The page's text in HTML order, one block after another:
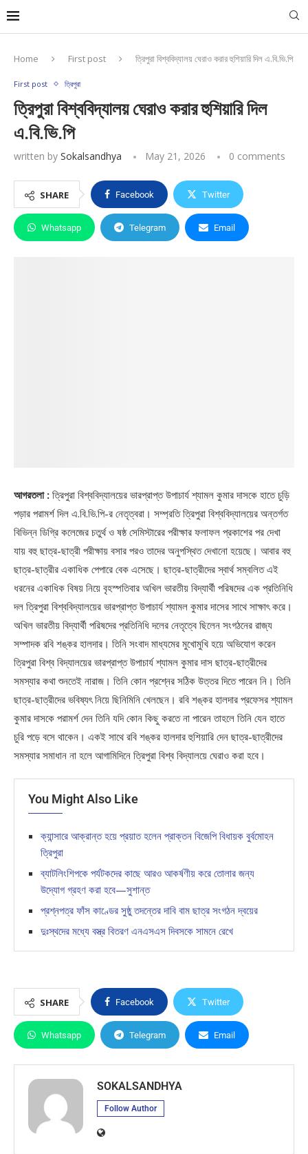
Home First post ত্রিপুরা বিশ্ববিদ্যালয় ঘেরাও করার হুশিয়ারি দিল এ.বি.ভি.পি
First post ত্রিপুরা
ত্রিপুরা বিশ্ববিদ্যালয় ঘেরাও করার হুশিয়ারি দিল
এ.বি.ভি.পি
written by Sokalsandhya May 21, 2026 0 comments
SHARE Facebook Twitter
Whatsapp Telegram Email
আগরতলা : ত্রিপুরা বিশ্ববিদ্যালয়ের ভারপ্রাপ্ত উপাচার্য শ্যামল কুমার দাসকে হাতে চুড়ি
পড়ার পরামর্শ দিল এ.বি.ভি.পি-র নেতৃত্বরা। সম্প্রতি ত্রিপুরা বিশ্ববিদ্যালয়ের অন্তর্গত
বিভিন্ন ডিগ্রি কলেজের চতুর্থ ও ষষ্ঠ সেমিস্টারের পরীক্ষার ফলাফল প্রকাশের পর দেখা
যায় বহু ছাত্র-ছাত্রী পরীক্ষায় বসার পরও তাদের অনুপস্থিত দেখানো হয়েছে। আবার বহু
ছাত্র-ছাত্রীর একাধিক পেপারে বেক এসেছে। ছাত্র-ছাত্রীদের স্বার্থ সম্বলিত এই
ধরনের একাধিক বিষয় নিয়ে বৃহস্পতিবার অখিল ভারতীয় বিদ্যার্থী পরিষদের এক প্রতিনিধি
দল ত্রিপুরা বিশ্ববিদ্যালয়ের ভারপ্রাপ্ত উপাচার্য শ্যামল কুমার দাসের সাথে সাক্ষাৎ করে।
অখিল ভারতীয় বিদ্যার্থী পরিষদের প্রতিনিধি দলের নেতৃত্বে ছিলেন সংগঠনের রাজ্য
সম্পাদক রবি শঙ্কর হালদার। তিনি সংবাদ মাধ্যমের মুখোমুখি হয়ে অভিযোগ করেন
ত্রিপুরা বিশ্ব বিদ্যালয়ের ভারপ্রাপ্ত উপাচার্য শ্যামল কুমার দাস ছাত্র-ছাত্রীদের
সমস্যার কথা শুনতেই নারাজ। তিনি কোন প্রশ্নের সঠিক উত্তর দিতে পারেন নি। তিনি
ছাত্র-ছাত্রীদের ভবিষ্যৎ নিয়ে ছিনিমিনি খেলছেন। রবি শঙ্কর হালদার প্রফেসর শ্যামল
কুমার দাসকে পরামর্শ দেন তিনি যদি কোন কিছু করতে না পারেন তাহলে তিনি যেন হাতে
চুরি পড়ে বসে থাকেন। একই সাথে রবি শঙ্কর হালদার হুশিয়ারি দেন ছাত্র-ছাত্রীদের
সমস্যার সমাধান না হলে আগামিদিনে ত্রিপুরা বিশ্ব বিদ্যালয়ে ঘেরাও করা হবে।
You Might Also Like
ক্যান্সারে আক্রান্ত হয়ে প্রয়াত হলেন প্রাক্তন বিজেপি বিধায়ক বুর্বমোহন
ত্রিপুরা
ব্যাটলিংশিপকে পর্যটকদের কাছে আরও আকর্ষণীয় করে তোলার জন্য
উদ্যোগ গ্রহণ করা হবে—সুশান্ত
প্রশ্নপত্র ফাঁস কাণ্ডের সুষ্ঠু তদন্তের দাবি বাম ছাত্র সংগঠন দ্বয়ের
দুঃস্থদের মধ্যে বস্ত্র বিতরণ এনএসএস দিবসকে সামনে রেখে
SHARE Facebook Twitter
Whatsapp Telegram Email
SOKALSANDHYA
Follow Author